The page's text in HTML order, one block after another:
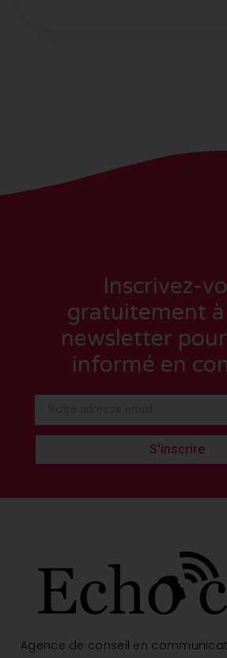
Inscrivez-
gratuitement
newsletter
informé en
S'inscrire
Agence de conseil en